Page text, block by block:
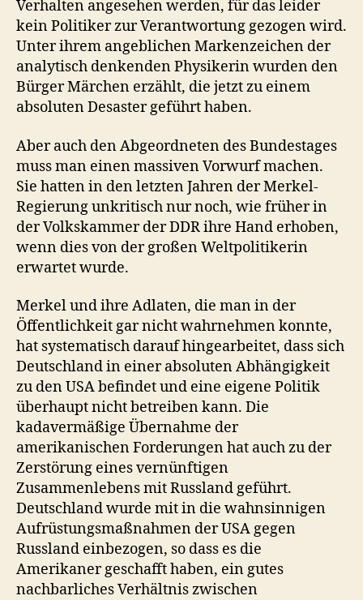
Verhalten angesehen werden, für das leider
kein Politiker zur Verantwortung gezogen wird.
Unter ihrem angeblichen Markenzeichen der
analytisch denkenden Physikerin wurden den
Bürger Märchen erzählt, die jetzt zu einem
absoluten Desaster geführt haben.
Aber auch den Abgeordneten des Bundestages
muss man einen massiven Vorwurf machen.
Sie hatten in den letzten Jahren der Merkel-
Regierung unkritisch nur noch, wie früher in
der Volkskammer der DDR ihre Hand erhoben,
wenn dies von der großen Weltpolitikerin
erwartet wurde.
Merkel und ihre Adlaten, die man in der
Öffentlichkeit gar nicht wahrnehmen konnte,
hat systematisch darauf hingearbeitet, dass sich
Deutschland in einer absoluten Abhängigkeit
zu den USA befindet und eine eigene Politik
überhaupt nicht betreiben kann. Die
kadavermäßige Übernahme der
amerikanischen Forderungen hat auch zu der
Zerstörung eines vernünftigen
Zusammenlebens mit Russland geführt.
Deutschland wurde mit in die wahnsinnigen
Aufrüstungsmaßnahmen der USA gegen
Russland einbezogen, so dass es die
Amerikaner geschafft haben, ein gutes
nachbarliches Verhältnis zwischen